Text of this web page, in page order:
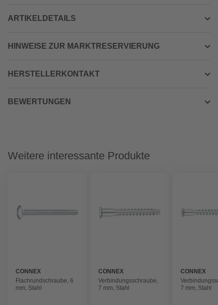
ARTIKELDETAILS
HINWEISE ZUR MARKTRESERVIERUNG
HERSTELLERKONTAKT
BEWERTUNGEN
Weitere interessante Produkte
CONNEX
Flachrundschraube, 6
mm, Stahl
CONNEX
Verbindungsschraube,
7 mm, Stahl
CONNEX
7 mm, Stahl